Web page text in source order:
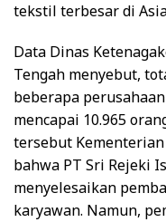
tekstil terbesar di
Data Dinas
Tengah menyebut,
beberapa
mencapai 10.965
tersebut
bahwa PT Sri Rejeki
menyelesaikan
karyawan. Namun,